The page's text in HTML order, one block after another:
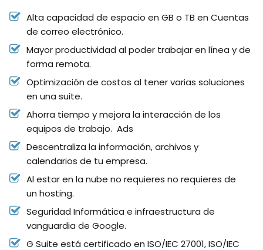
Alta capacidad de espacio en GB o TB en Cuentas
de correo electrónico.
Mayor productividad al poder trabajar en línea y de
forma remota.
Optimización de costos al tener varias soluciones
en una suite.
Ahorra tiempo y mejora la interacción de los
equipos de trabajo. Ads
Descentraliza la información, archivos y
calendarios de tu empresa.
Al estar en la nube no requieres no requieres de
un hosting.
Seguridad Informática e infraestructura de
vanguardia de Google.
G Suite está certificado en ISO/IEC 27001,ISO/IEC